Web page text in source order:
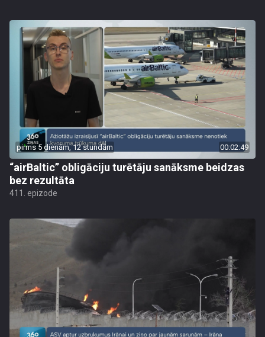
pirms 5 dienām, 12 stundām 00:02:49
“airBaltic” obligāciju turētāju sanāksme beidzas
bez rezultāta
411. epizode